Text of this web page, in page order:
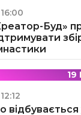
16:00
Буд»
19
12:12